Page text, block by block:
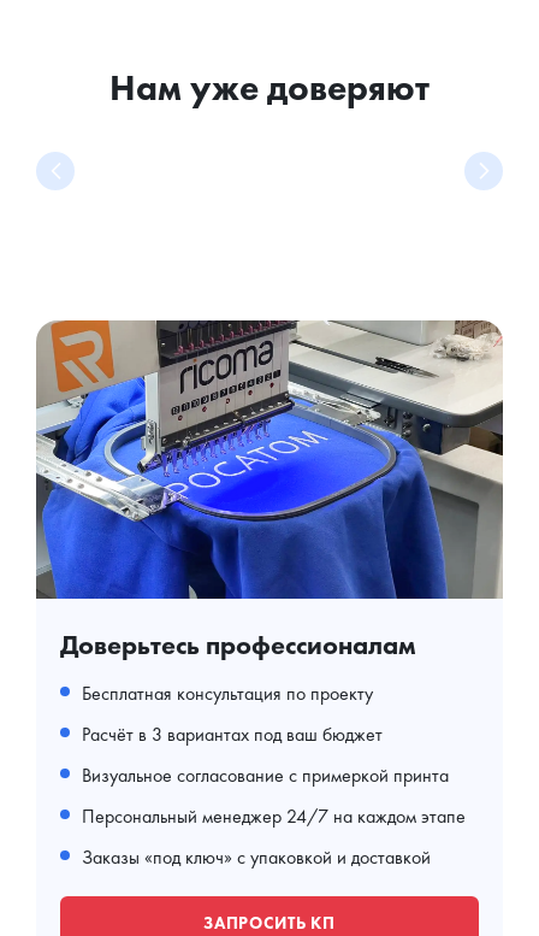
Нам уже доверяют
Доверьтесь профессионалам
Бесплатная консультация по проекту
Расчёт в 3 вариантах под ваш бюджет
Визуальное согласование с примеркой принта
Персональный менеджер 24/7 на каждом этапе
Заказы «под ключ» с упаковкой и доставкой
ЗАПРОСИТЬ КП